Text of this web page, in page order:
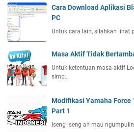
Cara Download Aplikasi
PC
Untuk cara lain, silahkan lihat
Masa Aktif Tidak
Untuk ketentuan masa aktif
simp…
Modifikasi Yamaha Force
Part 1
Iseng-iseng ah mau